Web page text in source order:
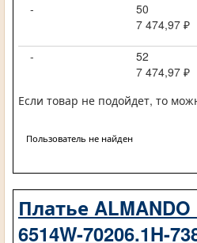
-
50
7 474,97 ₽
-
52
7 474,97 ₽
Если товар не подойдет, то
Пользователь не найден
Платье ALMANDO
6514W-70206.1H-